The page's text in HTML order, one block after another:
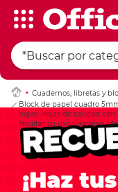
Cuadernos, libretas y
Block de papel cuadro
hojas. Hojas de calidad
facilitar su uso y archivo.